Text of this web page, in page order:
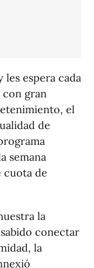
les espera cada
con gran
el
de
semana
cuota de
la
conectar
la